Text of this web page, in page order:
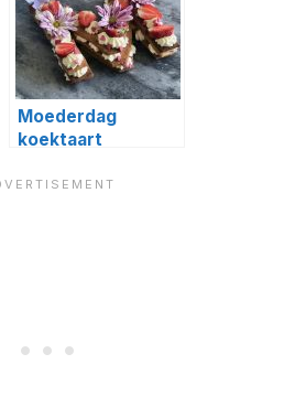
Moederdag
koektaart